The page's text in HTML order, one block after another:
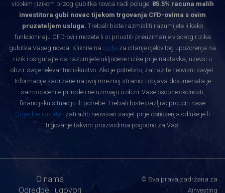
visokim rizikom brzog gubitka novca radi poluge. 85.5% racuna malih
investitora gubi novac tijekom trgovanja CFD-ovima s ovim
pruzateljem usluga. Trebali biste razmisliti razumijete li kako
funkcioniraju CFD-ovi i mozete li si priustiti preuzimanje visokog rizika
gubitka Vaseg novca. Kliknite na ovdje za citanje cjelovitog upozorenja na
rizik i osigurajte da razumijete ukljucene rizike prije nastavka, uzevsi u
obzir svoje relevantno iskustvo. Ako je potrebno, zatrazite neovisni savjet.
Informacije sadrzane na ovoj mreznoj stranici i objava dokumenata je
samo opcenite prirode i ne uzimaju u obzir Vase osobne okolnosti,
financijsku situaciju ili potrebe. Trebali biste pazljivo prouciti nase
Odredbe i uvjete i zatraziti neovisan savjet prije donosenja odluke je li
trgovanje takvim proizvodima pogodno za Vas.
O nama
Odredbe i ugovori
© Sva prava zadržana za
Ainvesting